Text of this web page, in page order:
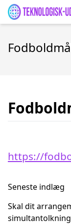
https://
Seneste indlæg
Skal dit
simultantolkning